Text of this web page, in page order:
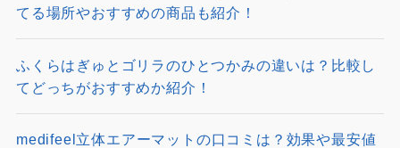
てる場所やおすすめの商品も紹介！
ふくらはぎゅとゴリラのひとつかみの違いは？比較し
てどっちがおすすめか紹介！
medifeel立体エアーマットの口コミは？効果や最安値